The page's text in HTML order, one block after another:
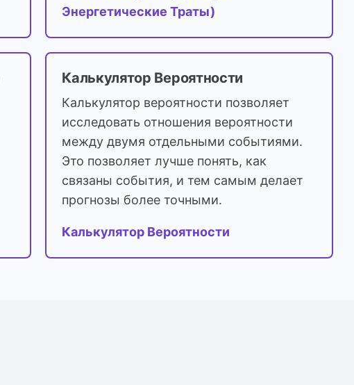
Энергетические Траты)
Калькулятор Вероятности
Калькулятор вероятности позволяет
исследовать отношения вероятности
между двумя отдельными событиями.
Это позволяет лучше понять, как
связаны события, и тем самым делает
прогнозы более точными.
Калькулятор Вероятности